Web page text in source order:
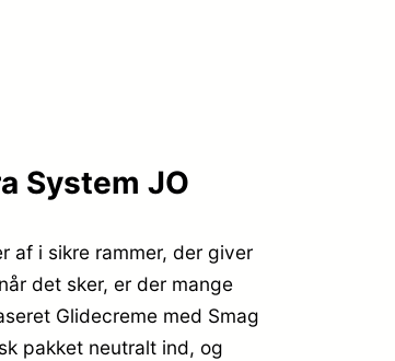
System JO
af i sikre rammer, der giver
det sker, er der mange
Glidecreme med Smag
pakket neutralt ind, og